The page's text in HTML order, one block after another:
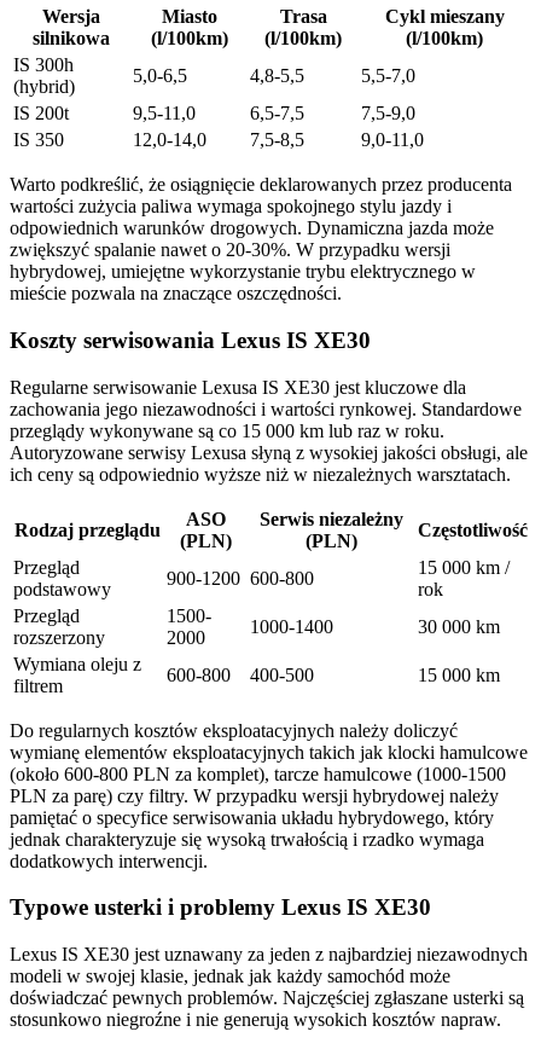
Wersja
silnikowa
Miasto
(l/100km)
Trasa
(l/100km)
Cykl mieszany
(l/100km)
IS 300h
(hybrid)
5,0-6,5 4,8-5,5
5,5-7,0
IS 200t
9,5-11,0 6,5-7,5
7,5-9,0
IS 350
12,0-14,0 7,5-8,5 9,0-11,0
Warto podkreślić, że osiągnięcie deklarowanych przez producenta
wartości zużycia paliwa wymaga spokojnego stylu jazdy i
odpowiednich warunków drogowych. Dynamiczna jazda może
zwiększyć spalanie nawet o 20-30%. W przypadku wersji
hybrydowej, umiejętne wykorzystanie trybu elektrycznego w
mieście pozwala na znaczące oszczędności.
Koszty serwisowania Lexus IS XE30
Regularne serwisowanie Lexusa IS XE30 jest kluczowe dla
zachowania jego niezawodności i wartości rynkowej. Standardowe
przeglądy wykonywane są co 15 000 km lub raz w roku.
Autoryzowane serwisy Lexusa słyną z wysokiej jakości obsługi, ale
ich ceny są odpowiednio wyższe niż w niezależnych warsztatach.
Rodzaj przeglądu
ASO
(PLN)
Serwis niezależny
(PLN)
Częstotliwość
Przegląd
podstawowy
900-1200 600-800
15 000 km /
rok
Przegląd
rozszerzony
1500-
2000
1000-1400
30 000 km
Wymiana oleju z
filtrem
600-800 400-500 15 000 km
Do regularnych kosztów eksploatacyjnych należy doliczyć
wymianę elementów eksploatacyjnych takich jak klocki hamulcowe
(około 600-800 PLN za komplet), tarcze hamulcowe (1000-1500
PLN za parę) czy filtry. W przypadku wersji hybrydowej należy
pamiętać o specyfice serwisowania układu hybrydowego, który
jednak charakteryzuje się wysoką trwałością i rzadko wymaga
dodatkowych interwencji.
Typowe usterki i problemy Lexus IS XE30
Lexus IS XE30 jest uznawany za jeden z najbardziej niezawodnych
modeli w swojej klasie, jednak jak każdy samochód może
doświadczać pewnych problemów. Najczęściej zgłaszane usterki są
stosunkowo niegroźne i nie generują wysokich kosztów napraw.